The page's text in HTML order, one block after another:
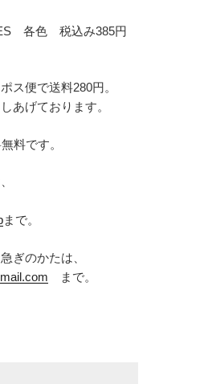
各色 税込み385円
ス便で送料280円。
あげております。
料です。
まで。
ぎのかたは、
まで。